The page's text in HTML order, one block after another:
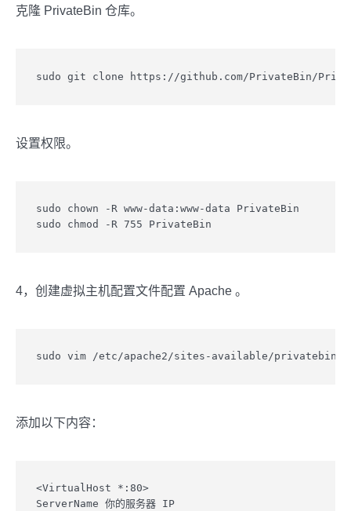
克隆 PrivateBin 仓库。
sudo git clone https://github.com/PrivateBin/
设置权限。
sudo chown -R www-data:www-data PrivateBin
sudo chmod -R 755 PrivateBin
4，创建虚拟主机配置文件配置 Apache 。
sudo vim /etc/apache2/sites-available/
添加以下内容：
<VirtualHost *:80>
ServerName 你的服务器 IP